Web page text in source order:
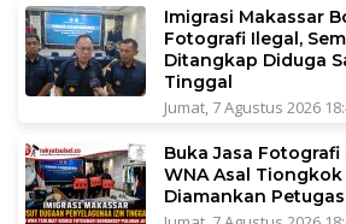
Imigrasi Makassar
Fotografi Ilegal,
Ditangkap Diduga
Tinggal
Jumat, 7 Agustus 2026
Buka Jasa Fotografi
WNA Asal
Diamankan